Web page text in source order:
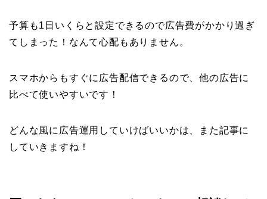
予算も1日いくらと設定できるので広告費がかかり過ぎ
てしまった！なんて心配もありません。
スマホからもすぐに広告配信できるので、他の広告に
比べて使いやすいです！
どんな風に広告運用していけばいいかは、また記事に
していきますね！